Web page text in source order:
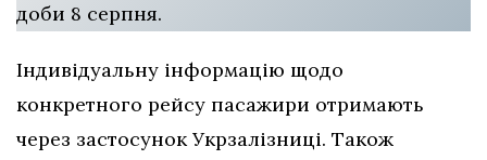
доби 8 серпня.
Індивідуальну інформацію щодо
конкретного рейсу пасажири отримають
через застосунок Укрзалізниці. Також